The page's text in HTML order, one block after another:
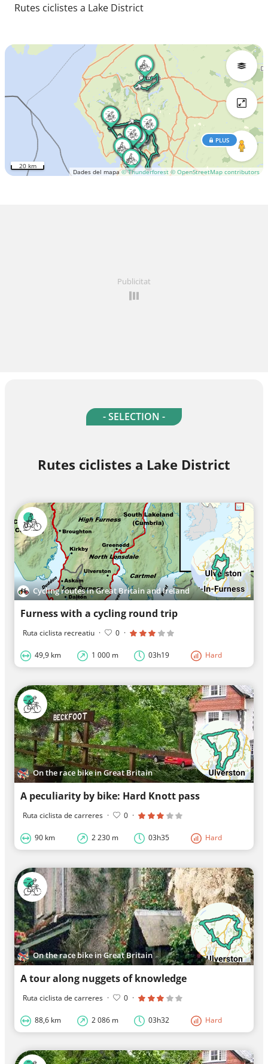
Rutes ciclistes a Lake District
Dades del mapa© Thunderforest © OpenStreetMap contributors
PLUS
20 km
Publicitat
- SELECTION -
Rutes ciclistes a Lake District
Cycling routes in Great Britain and Ireland
Furness with a cycling round trip
Ruta ciclista recreatiu · 0 ·
49,9 km 1 000 m 03h19 Hard
On the race bike in Great Britain
A peculiarity by bike: Hard Knott pass
Ruta ciclista de carreres · 0 ·
90 km 2 230 m 03h35 Hard
On the race bike in Great Britain
A tour along nuggets of knowledge
Ruta ciclista de carreres · 0 ·
88,6 km 2 086 m 03h32 Hard